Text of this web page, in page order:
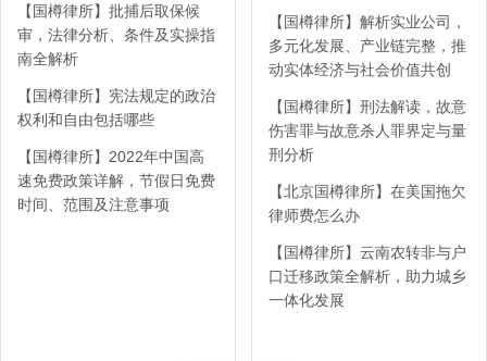
【国樽律所】批捕后取保候
审，法律分析、条件及实操指
南全解析
【国樽律所】宪法规定的政治
权利和自由包括哪些
【国樽律所】2022年中国高
速免费政策详解，节假日免费
时间、范围及注意事项
【国樽律所】解析实业公司，
多元化发展、产业链完整，推
动实体经济与社会价值共创
【国樽律所】刑法解读，故意
伤害罪与故意杀人罪界定与量
刑分析
【北京国樽律所】在美国拖欠
律师费怎么办
【国樽律所】云南农转非与户
口迁移政策全解析，助力城乡
一体化发展